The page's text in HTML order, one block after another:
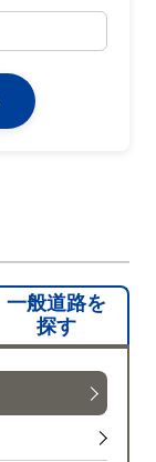
一般道路を
探す